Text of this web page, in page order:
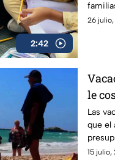
2:42
poco.
26
le
Las
que el
15 julio,